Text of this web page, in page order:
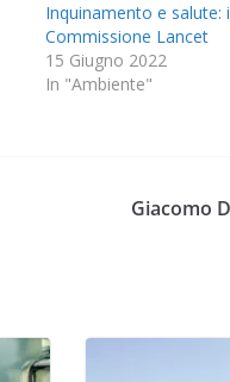
Inquinamento e salute:
Commissione Lancet
15 Giugno 2022
In "Ambiente"
Giacomo